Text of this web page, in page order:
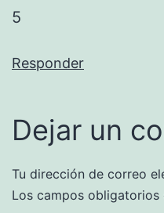
5
Responder
Dejar un
Tu dirección de correo
Los campos obligatorios